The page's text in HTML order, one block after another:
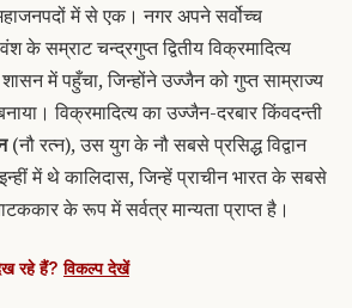
में से एक। नगर अपने सर्वोच्च
के सम्राट चन्द्रगुप्त द्वितीय विक्रमादित्य
में पहुँचा, जिन्होंने उज्जैन को गुप्त साम्राज्य
विक्रमादित्य का उज्जैन-दरबार किंवदन्ती
(नौ रत्न), उस युग के नौ सबसे प्रसिद्ध विद्वान
में थे कालिदास, जिन्हें प्राचीन भारत के सबसे
के रूप में सर्वत्र मान्यता प्राप्त है।
रहे हैं?विकल्प देखें